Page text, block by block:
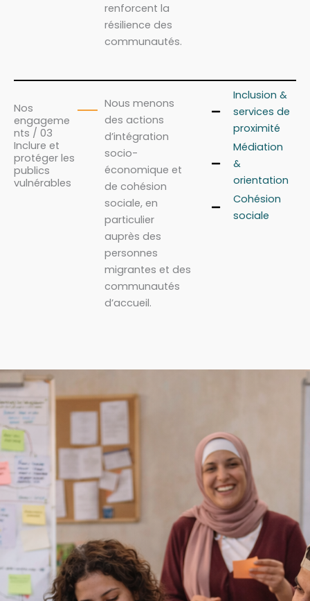
renforcent la
résilience des
communautés.
Nos
engageme
nts / 03
Inclure et
protéger les
publics
vulnérables
Nous menons
des actions
d’intégration
socio-
économique et
de cohésion
sociale, en
particulier
auprès des
personnes
migrantes et des
communautés
d’accueil.
Inclusion &
services de
proximité
Médiation
&
orientation
Cohésion
sociale